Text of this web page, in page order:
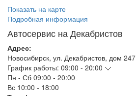
Показать на карте
Подробная информация
Автосервис на Декабристов
Адрес:
Новосибирск, ул. Декабристов, дом 247
График работы: 09:00 - 20:00
Пн - Сб 09:00 - 20:00
Вс 10:00 - 18:00